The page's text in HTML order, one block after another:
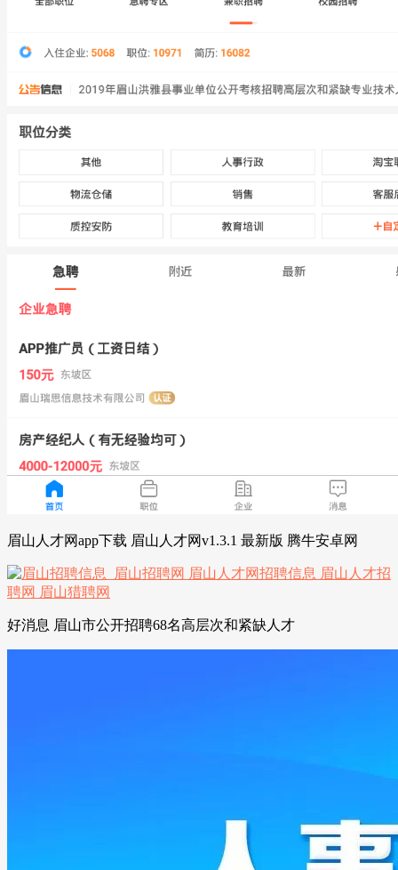
眉山人才网app下载 眉山人才网v1.3.1 最新版 腾牛安卓网
好消息 眉山市公开招聘68名高层次和紧缺人才